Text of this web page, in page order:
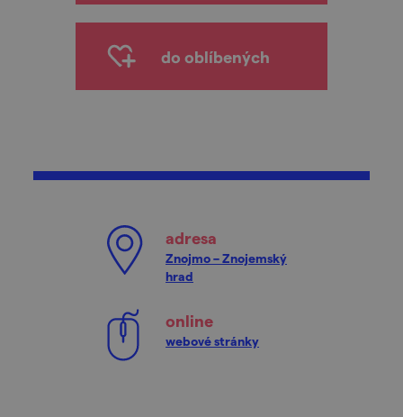
do oblíbených
adresa
Znojmo – Znojemský
hrad
online
webové stránky